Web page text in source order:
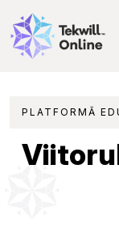
PLATFORMĂ